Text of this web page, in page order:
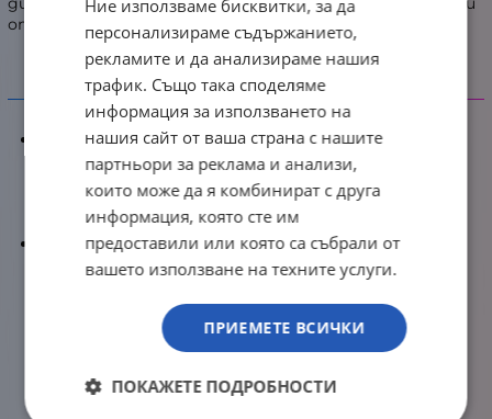
от дивана.
Детайлни характеристики
Модел и серия:
Серия: BenQ MOBIUZ
Модел: EX271UZ
Партиден номер: 9H.LP2LA.TBE
EAN: 4718755097362
Дисплей:
Диагонал: 26.5 инча
Тип панел: OLED (4-то поколение QD-OLED
позициониране в серията)
Резолюция: 3840 x 2160 (4K UHD)
Съотношение: 16:9
Цветове: 1.07 милиарда (10-битови)
Ние използваме бисквитки, за да
персонализираме съдържанието,
рекламите и да анализираме нашия
трафик. Също така споделяме
информация за използването на
нашия сайт от ваша страна с нашите
партньори за реклама и анализи,
които може да я комбинират с друга
информация, която сте им
предоставили или която са събрали от
вашето използване на техните услуги.
ПРИЕМЕТЕ ВСИЧКИ
ПОКАЖЕТЕ ПОДРОБНОСТИ